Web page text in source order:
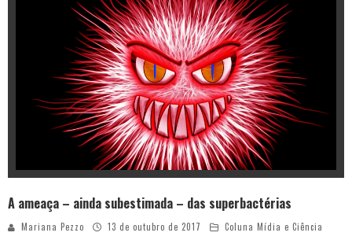
A ameaça – ainda subestimada – das superbactérias
Mariana Pezzo 13 de outubro de 2017 Coluna Mídia e Ciência